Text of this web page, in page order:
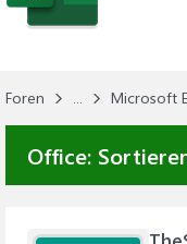
Foren ... Microsoft
Office: